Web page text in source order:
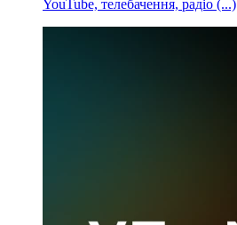
YouTube, телебачення, радіо (...)